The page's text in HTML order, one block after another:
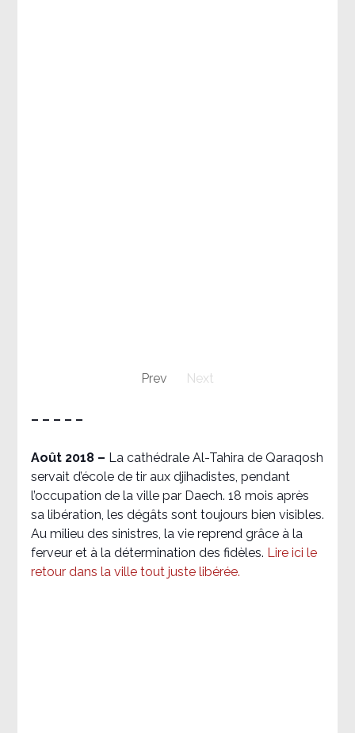
Prev Next
– – – – –
Août 2018 – La cathédrale Al-Tahira de Qaraqosh
servait d’école de tir aux djihadistes, pendant
l’occupation de la ville par Daech. 18 mois après
sa libération, les dégâts sont toujours bien visibles.
Au milieu des sinistres, la vie reprend grâce à la
ferveur et à la détermination des fidèles. Lire ici le
retour dans la ville tout juste libérée.